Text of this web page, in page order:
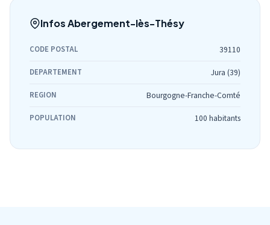
Infos Abergement-lès-Thésy
CODE POSTAL 39110
DEPARTEMENT Jura (39)
REGION Bourgogne-Franche-Comté
POPULATION 100 habitants